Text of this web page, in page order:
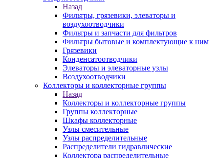
Назад
Фильтры, грязевики, элеваторы и
воздухоотводчики
Фильтры и запчасти для фильтров
Фильтры бытовые и комплектующие к ним
Грязевики
Конденсатоотводчики
Элеваторы и элеваторные узлы
Воздухоотводчики
Коллекторы и коллекторные группы
Назад
Коллекторы и коллекторные группы
Группы коллекторные
Шкафы коллекторные
Узлы смесительные
Узлы распределительные
Распределители гидравлические
Коллектора распределительные